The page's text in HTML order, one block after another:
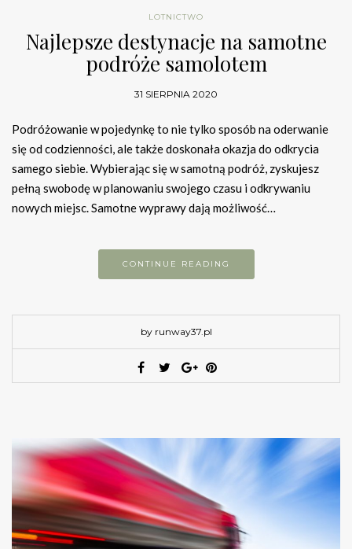
LOTNICTWO
Najlepsze destynacje na samotne
podróże samolotem
31 SIERPNIA 2020
Podróżowanie w pojedynkę to nie tylko sposób na oderwanie
się od codzienności, ale także doskonała okazja do odkrycia
samego siebie. Wybierając się w samotną podróż, zyskujesz
pełną swobodę w planowaniu swojego czasu i odkrywaniu
nowych miejsc. Samotne wyprawy dają możliwość…
CONTINUE READING
by runway37.pl